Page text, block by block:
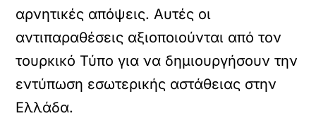
αρνητικές απόψεις. Αυτές οι
αντιπαραθέσεις αξιοποιούνται από τον
τουρκικό Τύπο για να δημιουργήσουν την
εντύπωση εσωτερικής αστάθειας στην
Ελλάδα.